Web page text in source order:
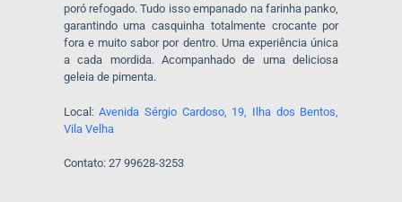
poró refogado. Tudo isso empanado na farinha panko,
garantindo uma casquinha totalmente crocante por
fora e muito sabor por dentro. Uma experiência única
a cada mordida. Acompanhado de uma deliciosa
geleia de pimenta.
Local:Avenida Sérgio Cardoso, 19, Ilha dos Bentos,
Vila Velha
Contato: 27 99628-3253